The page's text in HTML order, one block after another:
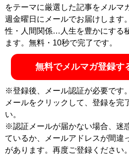
をテーマに厳選した記事をメルマ
週金曜日にメールでお届けします
性・人間関係…人生を豊かにする
ます。無料・10秒で完了です。
無料でメルマガ登録
※登録後、メール認証が必要です
メールをクリックして、登録を完
い。
※認証メールが届かない場合、迷
ているか、メールアドレスが間違
があります。再度ご登録ください。